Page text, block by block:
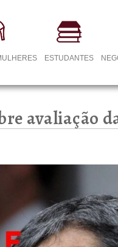
ESTUDANTES
avaliação